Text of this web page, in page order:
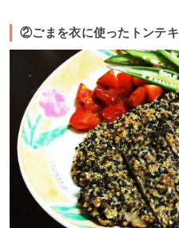
②ごまを衣に使ったトンテキ